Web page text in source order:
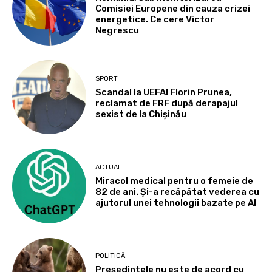
Comisiei Europene din cauza crizei
energetice. Ce cere Victor
Negrescu
SPORT
Scandal la UEFA! Florin Prunea,
reclamat de FRF după derapajul
sexist de la Chișinău
ACTUAL
Miracol medical pentru o femeie de
82 de ani. Și-a recăpătat vederea cu
ajutorul unei tehnologii bazate pe AI
POLITICĂ